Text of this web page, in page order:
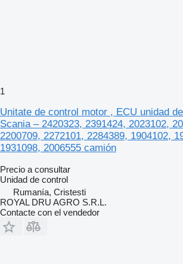
1
Unitate de control motor , ECU unidad
Scania – 2420323, 2391424, 2023102,
2200709, 2272101, 2284389, 1904102,
1931098, 2006555 camión
Precio a consultar
Unidad de control
Rumanía, Cristesti
ROYAL DRU AGRO S.R.L.
Contacte con el vendedor